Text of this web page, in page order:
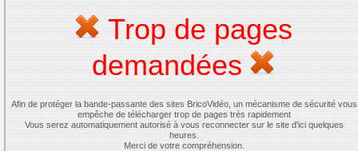
Trop de pages
demandées
Afin de protéger la bande-passante des sites BricoVidéo, un mécanisme de sécurité vous
empêche de télécharger trop de pages très rapidement
Vous serez automatiquement autorisé à vous reconnecter sur le site d'ici quelques
heures.
Merci de votre compréhension.